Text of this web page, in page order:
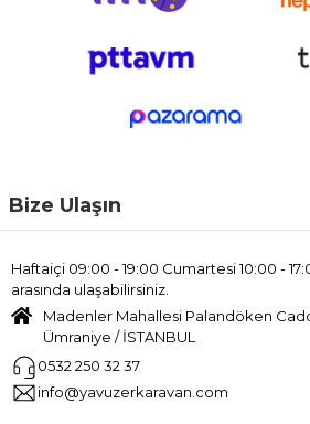
Bize Ulaşın
Haftaiçi 09:00 - 19:00 Cumartesi 10:00 -
arasında ulaşabilirsiniz.
Madenler Mahallesi Palandöken
Ümraniye / İSTANBUL
0532 250 32 37
info@yavuzerkaravan.com